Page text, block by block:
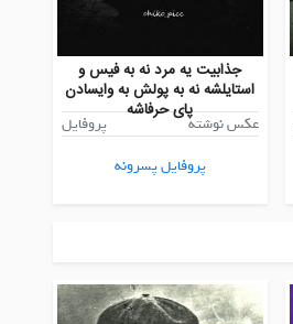
جذابیت یه مرد نه به فیس و
استایلشه نه به پولش به وایسادن
پای حرفاشه
عکس نوشته
پروفایل
پروفایل پسرونه